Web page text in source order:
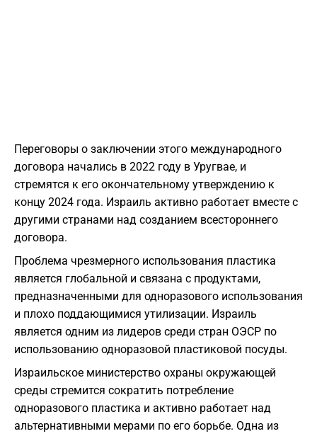
Переговоры о заключении этого международного
договора начались в 2022 году в Уругвае, и
стремятся к его окончательному утверждению к
концу 2024 года. Израиль активно работает вместе с
другими странами над созданием всестороннего
договора.
Проблема чрезмерного использования пластика
является глобальной и связана с продуктами,
предназначенными для одноразового использования
и плохо поддающимися утилизации. Израиль
является одним из лидеров среди стран ОЭСР по
использованию одноразовой пластиковой посуды.
Израильское министерство охраны окружающей
среды стремится сократить потребление
одноразового пластика и активно работает над
альтернативными мерами по его борьбе. Одна из